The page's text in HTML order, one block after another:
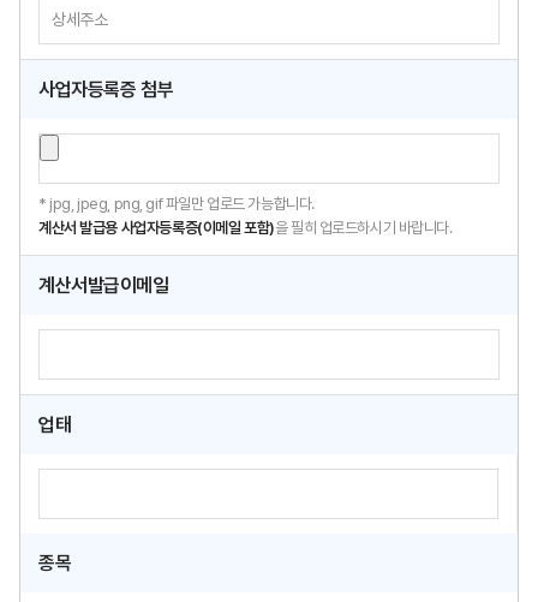
사업자등록증 첨부
* jpg, jpeg, png, gif 파일만 업로드 가능합니다.
계산서 발급용 사업자등록증(이메일 포함)을 필히 업로드하시기 바랍니다.
계산서발급이메일
업태
종목